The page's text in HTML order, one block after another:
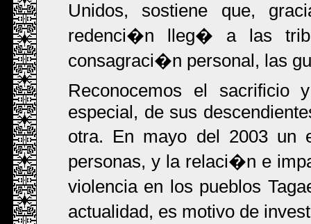
Unidos, sostiene que,
redenci�n lleg� a las
consagraci�n personal, las
Reconocemos el
especial, de sus
otra. En mayo del 2003 un
personas, y la relaci�n e
violencia en los pueblos
actualidad, es motivo de